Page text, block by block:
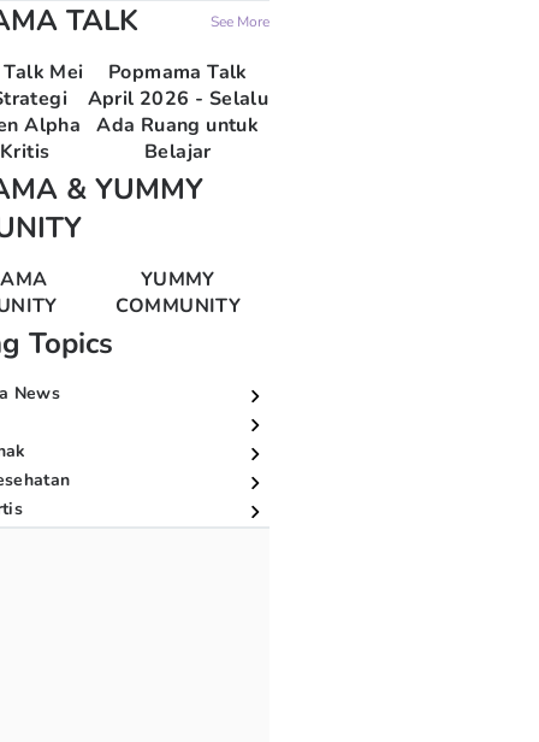
TALK See More
Mei
Alpha
Popmama Talk
April 2026 - Selalu
Ada Ruang untuk
Belajar
& YUMMY
YUMMY
COMMUNITY
Topics
News